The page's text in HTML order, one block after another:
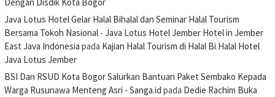
Dengan Disdik Kota Bogor
Java Lotus Hotel Gelar Halal Bihalal dan Seminar Halal Tourism
Bersama Tokoh Nasional - Java Lotus Hotel Jember Hotel in Jember
East Java Indonesia pada Kajian Halal Tourism di Halal Bi Halal Hotel
Java Lotus Jember
BSI Dan RSUD Kota Bogor Salurkan Bantuan Paket Sembako Kepada
Warga Rusunawa Menteng Asri - Sanga.id pada Dedie Rachim Buka